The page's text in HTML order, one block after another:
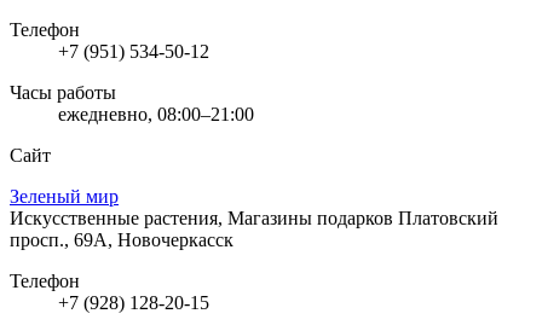
Телефон
+7 (951) 534-50-12
Часы работы
ежедневно, 08:00–21:00
Сайт
Зеленый мир
Искусственные растения, Магазины подарков Платовский
просп., 69А, Новочеркасск
Телефон
+7 (928) 128-20-15